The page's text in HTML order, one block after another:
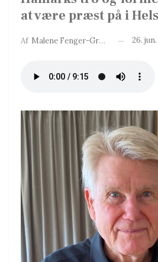
at være præst på i
Af Malene Fenger-Grøndahl 26.